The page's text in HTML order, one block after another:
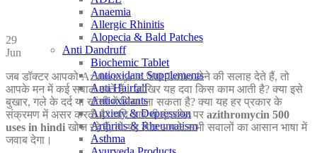
Anaemia
Allergic Rhinitis
Alopecia & Bald Patches
Anti Dandruff
Biochemic Tablet
Antioxidant Supplements
Anti Hairfall
Antioxidants
Anxiety & Depression
Arthritis & Rheumatism
Asthma
29
Jun
जब डॉक्टर आपको Azithromycin 500 Tablet लेने की सलाह देते हैं, तो
आपके मन में कई सवाल आते हैं। आखिर यह दवा किस काम आती है? क्या इसे
बुखार, गले के दर्द या खांसी में लिया जा सकता है? क्या यह हर प्रकार के
संक्रमण में असर करती है? यदि आप भी इंटरनेट पर azithromycin 500
uses in hindi खोज रहे हैं, तो यह लेख आपके सभी सवालों का आसान भाषा में
जवाब देगा।